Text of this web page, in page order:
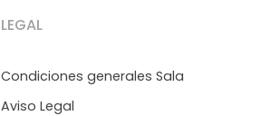
LEGAL
Condiciones generales Sala
Aviso Legal